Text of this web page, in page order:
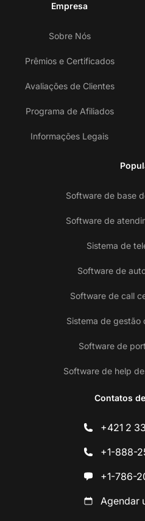
Empresa
Sobre Nós
Prêmios e Certificados
Avaliações de Clientes
Programa de Afiliados
Informações Legais
Software de base
Software de
Sistema de
Software de
Software de call
Sistema de gestão
Software de
Software de help
Contatos
+421 2
+1-888-
+1-786-
Agendar